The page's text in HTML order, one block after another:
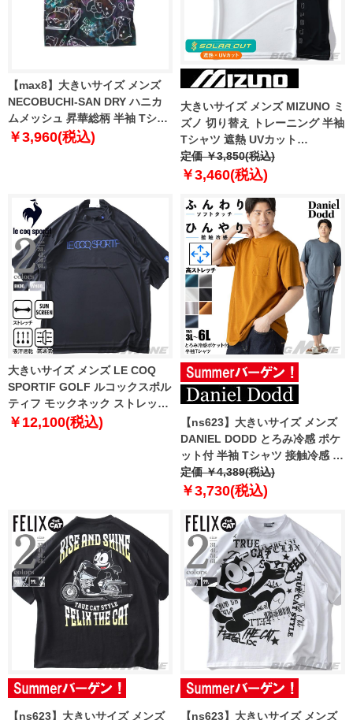
【max8】大きいサイズ メンズ
NECOBUCHI-SAN DRY ハニカ
ムメッシュ 昇華総柄 半袖 Tシャ
ツ ブラック 1258-5227-2 3L 4L
￥3,960(税込)
大きいサイズ メンズ MIZUNO ミ
ズノ 切り替え トレーニング 半袖
Tシャツ 遮熱 UVカット
k2jacb11
定価 ￥3,850(税込)
￥3,460(税込)
大きいサイズ メンズ LE COQ
SPORTIF GOLF ルコックスポル
ティフ モックネック ストレッチ
半袖 ゴルフ Tシャツ 吸汗速乾 通
￥12,100(税込)
【ns623】大きいサイズ メンズ
DANIEL DODD とろみ冷感 ポケ
ット付 半袖 Tシャツ 接触冷感 高
ストレッチ tkzz25-2 【fre】
定価 ￥4,389(税込)
￥3,730(税込)
【ns623】大きいサイズ メンズ 【ns623】大きいサイズ メンズ